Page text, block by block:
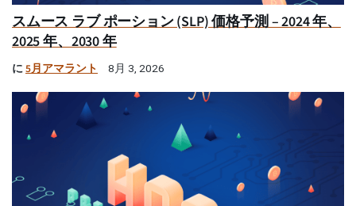
スムース ラブ ポーション (SLP) 価格予測 – 2024 年、
2025 年、2030 年
に5月アマラント 8月 3, 2026